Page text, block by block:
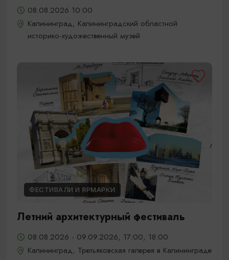
08.08.2026 10:00
Калининград, Калининградский областной
историко-художественный музей
ФЕСТИВАЛИ И ЯРМАРКИ
Летний архитектурный фестиваль
08.08.2026 - 09.09.2026, 17:00, 18:00
Калининград, Третьяковская галерея в Калининграде